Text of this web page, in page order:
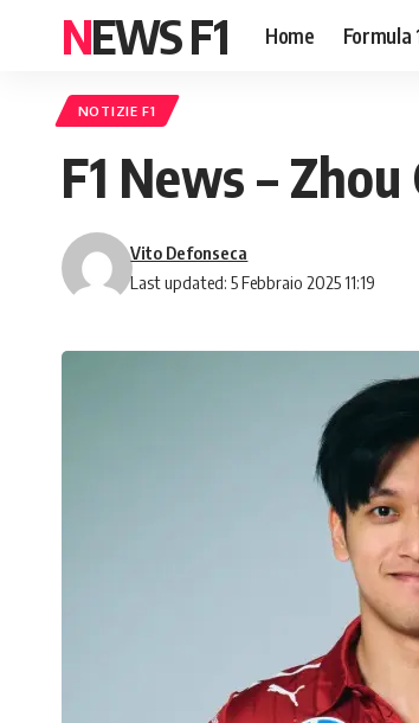
NEWS F1 Home Formula
NOTIZIE F1
F1 News –
Last updated: 5 Febbraio 2025 11:19
Vito Defonseca